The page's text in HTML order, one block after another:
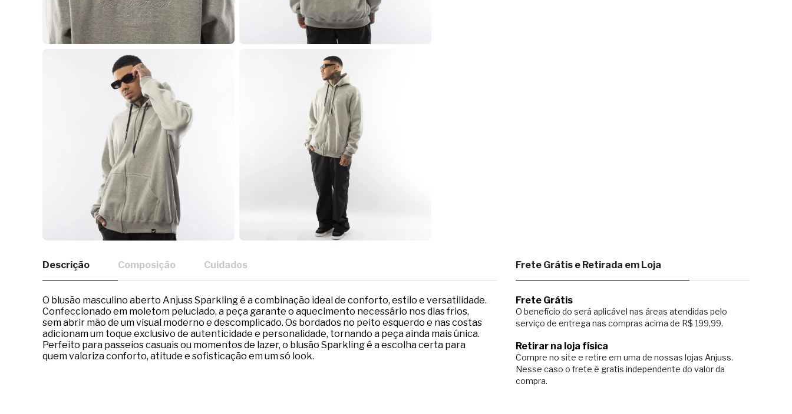
Descrição Composição Cuidados
O blusão masculino aberto Anjuss Sparkling é a combinação ideal de conforto, estilo e versatilidade.
Confeccionado em moletom peluciado, a peça garante o aquecimento necessário nos dias frios,
sem abrir mão de um visual moderno e descomplicado. Os bordados no peito esquerdo e nas costas
adicionam um toque exclusivo de autenticidade e personalidade, tornando a peça ainda mais única.
Perfeito para passeios casuais ou momentos de lazer, o blusão Sparkling é a escolha certa para
quem valoriza conforto, atitude e sofisticação em um só look.
Frete Grátis e Retirada em Loja
Frete Grátis
O benefício do será aplicável nas áreas atendidas pelo
serviço de entrega nas compras acima de R$ 199,99.
Retirar na loja física
Compre no site e retire em uma de nossas lojas Anjuss.
Nesse caso o frete é gratis independente do valor da
compra.